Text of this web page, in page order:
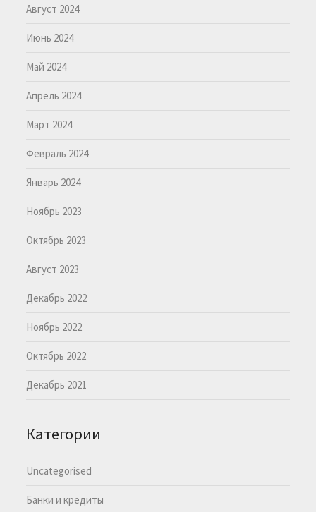
Август 2024
Июнь 2024
Май 2024
Апрель 2024
Март 2024
Февраль 2024
Январь 2024
Ноябрь 2023
Октябрь 2023
Август 2023
Декабрь 2022
Ноябрь 2022
Октябрь 2022
Декабрь 2021
Категории
Uncategorised
Банки и кредиты